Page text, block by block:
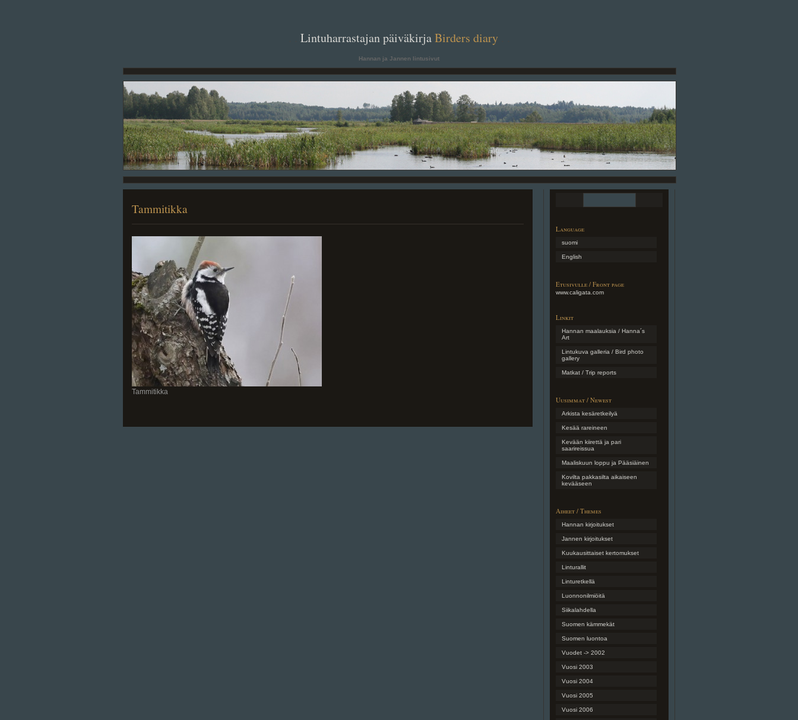
Lintuharrastajan päiväkirjaBirders diary. .
Hannan ja Jannen lintusivut
Tammitikka
Tammitikka
Language
suomi
English
Etusivulle / Front page
www.caligata.com
Linkit
Hannan maalauksia / Hanna´s
Art
Lintukuva galleria / Bird photo
gallery
Matkat / Trip reports
Uusimmat / Newest
Arkista kesäretkeilyä
Kesää rareineen
Kevään kiirettä ja pari
saarireissua
Maaliskuun loppu ja Pääsiäinen
Kovilta pakkasilta aikaiseen
kevääseen
Aiheet / Themes
Hannan kirjoitukset
Jannen kirjoitukset
Kuukausittaiset kertomukset
Linturallit
Linturetkellä
Luonnonilmiöitä
Siikalahdella
Suomen kämmekät
Suomen luontoa
Vuodet -> 2002
Vuosi 2003
Vuosi 2004
Vuosi 2005
Vuosi 2006